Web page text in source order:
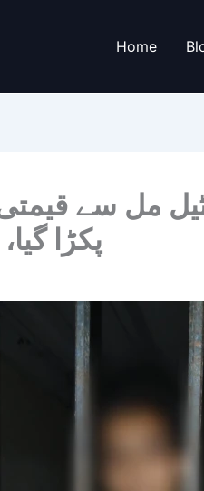
Home
مل سے قیمتی
پکڑا